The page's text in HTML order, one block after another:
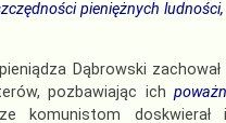
pieniężnych
Dąbrowski
pozbawiając ich
komunistom